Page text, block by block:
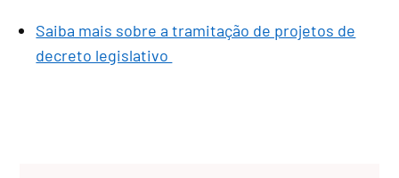
Saiba mais sobre a tramitação de projetos de
decreto legislativo